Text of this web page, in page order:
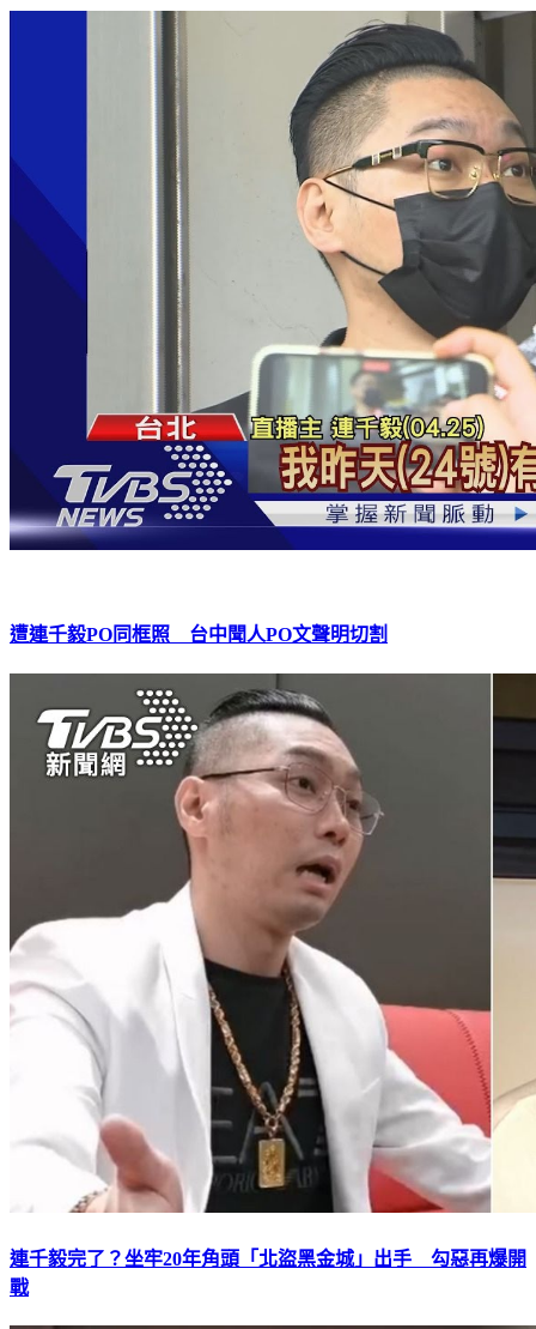
遭連千毅PO同框照 台中聞人PO文聲明切割
連千毅完了？坐牢20年角頭「北盜黑金城」出手 勾惡再爆開
戰